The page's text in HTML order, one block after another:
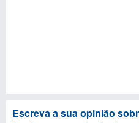
Escreva a sua opinião